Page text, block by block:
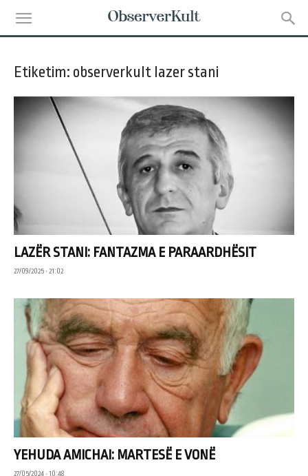
Etiketim: observerkult lazer stani
LAZËR STANI: FANTAZMA E PARAARDHËSIT
27/09/2025 • 21:02
YEHUDA AMICHAI: MARTESË E VONË
27/05/2024 • 10:48